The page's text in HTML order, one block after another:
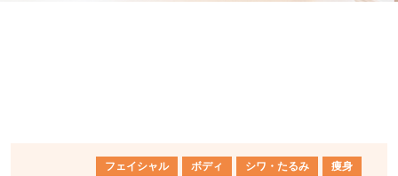
フェイシャル ボディ シワ・たるみ
痩身